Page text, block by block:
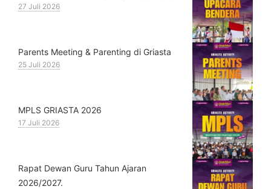
27 Juli 2026
Parents Meeting & Parenting di Griasta
25 Juli 2026
MPLS GRIASTA 2026
17 Juli 2026
Rapat Dewan Guru Tahun Ajaran
2026/2027.